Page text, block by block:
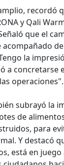
recordó
y Qali
que el
la
a concretarse
operaciones".
subrayó la
de
para
Y destacó
está en